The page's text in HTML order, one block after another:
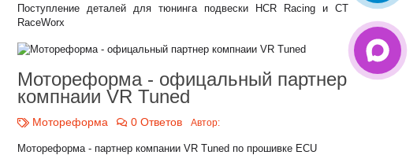
Поступление деталей для тюнинга подвески HCR Racing и CT
RaceWorx
Мотореформа - офицальный партнер
компнаии VR Tuned
Мотореформа 0 Ответов Автор:
Мотореформа - партнер компании VR Tuned по прошивке ECU